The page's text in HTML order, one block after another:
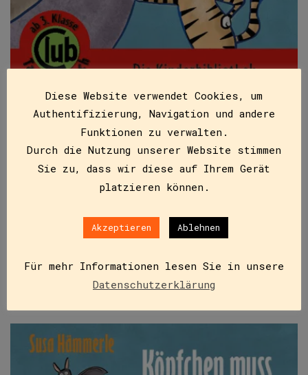
9783991280675
4,99
Kleine und große Tiere, von der Ameise über
Fledermaus, Giraffe, Känguru … bis zum Zottelschaf,
Hauptrollen. In ihren…
IN DEN WARENKORB
Diese Website verwendet Cookies, um
Authentifizierung, Navigation und andere
Funktionen zu verwalten.
Durch die Nutzung unserer Website stimmen
Sie zu, dass wir diese auf Ihrem Gerät
platzieren können.
Akzeptieren Ablehnen
Für mehr Informationen lesen Sie in unsere
Datenschutzerklärung